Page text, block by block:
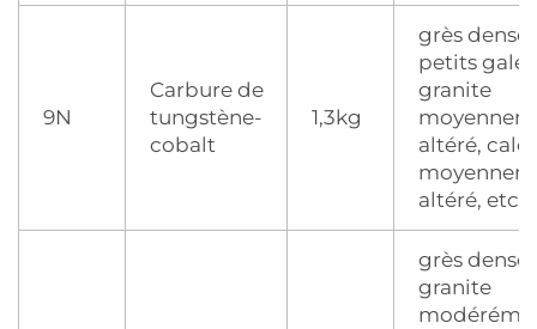
9N
Carbure de
tungstène-
cobalt
1,3kg
grès dense,
petits
granite
altéré,
altéré, etc.
grès dense,
granite